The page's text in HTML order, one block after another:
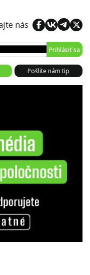
nás
Prihlásiť sa
Pošlite nám tip